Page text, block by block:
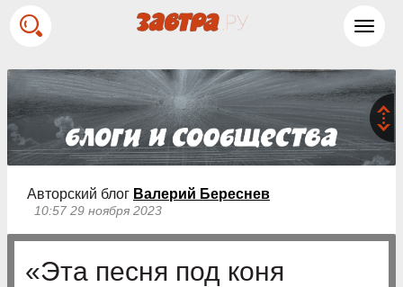
Авторский блог Валерий Береснев
10:57 29 ноября 2023
«Эта песня под коня